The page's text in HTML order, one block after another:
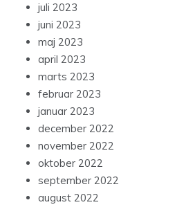
juli 2023
juni 2023
maj 2023
april 2023
marts 2023
februar 2023
januar 2023
december 2022
november 2022
oktober 2022
september 2022
august 2022